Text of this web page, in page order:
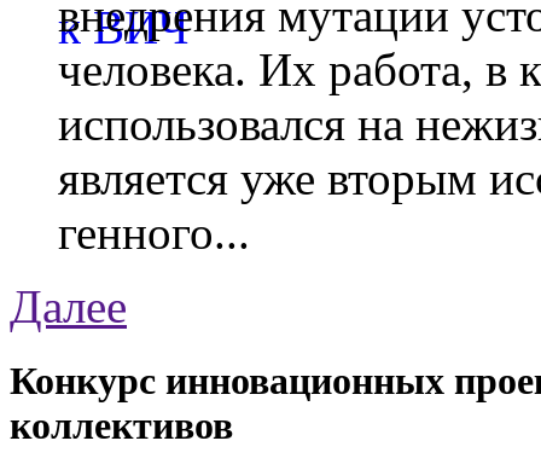
внедрения мутации
человека. Их работа, в
использовался на
является уже вторым
генного...
Далее
Конкурс инновационных
коллективов